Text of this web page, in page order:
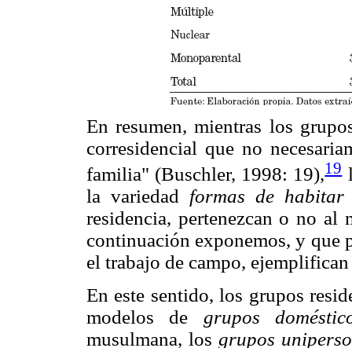
En resumen, mientras los
corresidencial que no
familia" (Buschler, 1998: 19),19
la variedad formas de habitar
residencia, pertenezcan o no al
continuación exponemos, y que
el trabajo de campo,
En este sentido, los grupos
modelos de grupos
musulmana, los grupos